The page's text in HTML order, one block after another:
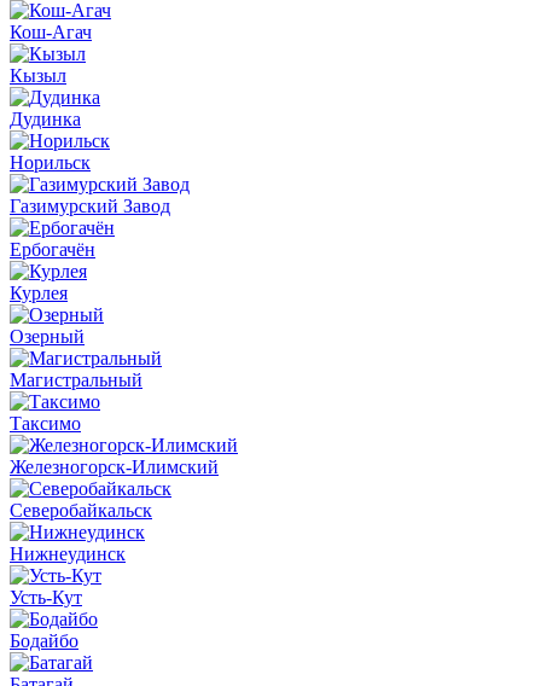
Кош-Агач
Кызыл
Дудинка
Норильск
Газимурский Завод
Ербогачён
Курлея
Озерный
Магистральный
Таксимо
Железногорск-Илимский
Северобайкальск
Нижнеудинск
Усть-Кут
Бодайбо